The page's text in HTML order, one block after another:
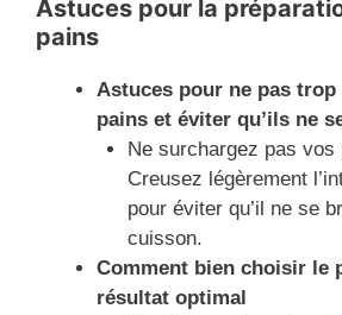
Astuces pour la
pains
Astuces pour ne pas
pains et éviter qu’ils ne
Ne surchargez pas vos
Creusez légèrement
pour éviter qu’il ne se
cuisson.
Comment bien choisir le
résultat optimal